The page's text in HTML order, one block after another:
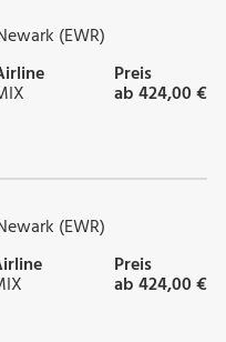
(EWR)
Preis
ab 424,00 €
(EWR)
Preis
ab 424,00 €